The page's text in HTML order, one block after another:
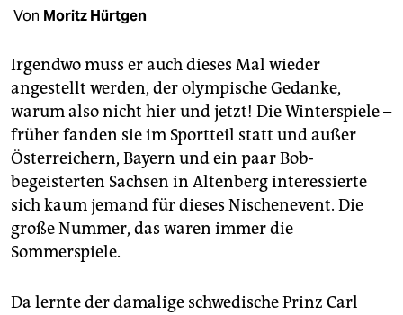
unterstützen
abo
genossenschaft
epaper login
Von Moritz Hürtgen
Irgendwo muss er auch dieses Mal wieder
angestellt werden, der olympische Gedanke,
warum also nicht hier und jetzt! Die Winterspiele –
früher fanden sie im Sportteil statt und außer
Österreichern, Bayern und ein paar Bob-
begeisterten Sachsen in Altenberg interessierte
sich kaum jemand für dieses Nischenevent. Die
große Nummer, das waren immer die
Sommerspiele.
Da lernte der damalige schwedische Prinz Carl